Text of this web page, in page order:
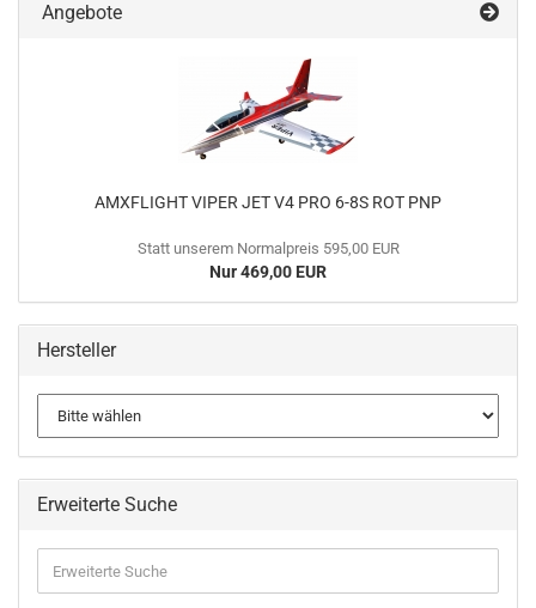
Angebote
AMXFLIGHT VIPER JET V4 PRO 6-8S ROT PNP
Statt unserem Normalpreis 595,00 EUR
Nur 469,00 EUR
Hersteller
Erweiterte Suche
Suche